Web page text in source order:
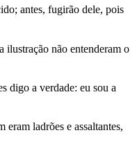
antes, fugirão dele, pois
ilustração não entenderam o
digo a verdade: eu sou a
eram ladrões e assaltantes,